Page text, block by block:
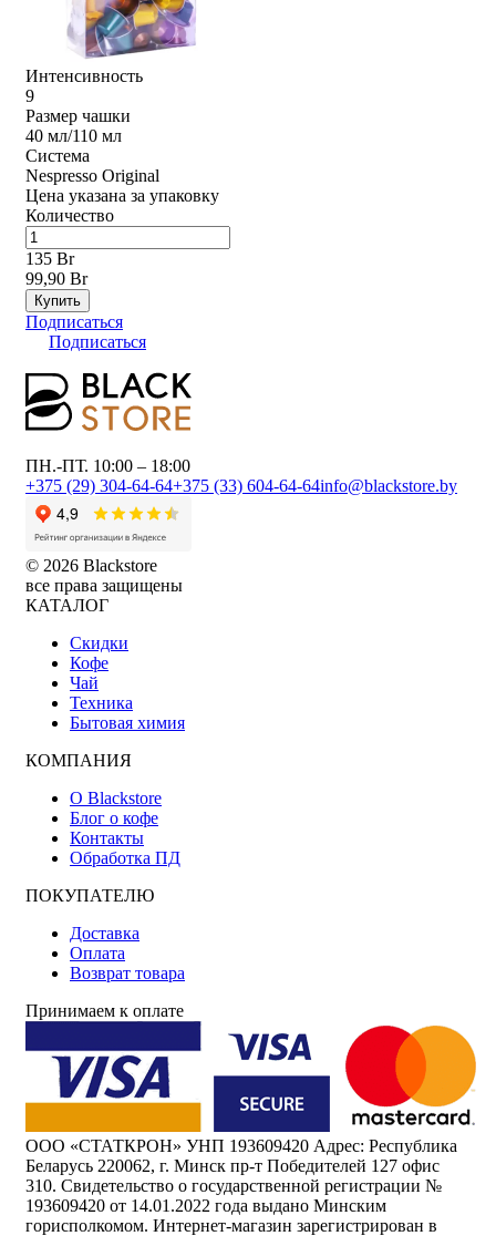
Интенсивность
9
Размер чашки
40 мл/110 мл
Система
Nespresso Original
Цена указана за упаковку
Количество
135 Br
99,90 Br
Купить
Подписаться
Подписаться
ПН.-ПТ. 10:00 – 18:00
+375 (29) 304-64-64+375 (33) 604-64-64info@blackstore.by
© 2026 Blackstore
все права защищены
КАТАЛОГ
Скидки
Кофе
Чай
Техника
Бытовая химия
КОМПАНИЯ
О Blackstore
Блог о кофе
Контакты
Обработка ПД
ПОКУПАТЕЛЮ
Доставка
Оплата
Возврат товара
Принимаем к оплате
ООО «СТАТКРОН» УНП 193609420 Адрес: Республика
Беларусь 220062, г. Минск пр-т Победителей 127 офис
310. Свидетельство о государственной регистрации №
193609420 от 14.01.2022 года выдано Минским
горисполкомом. Интернет-магазин зарегистрирован в